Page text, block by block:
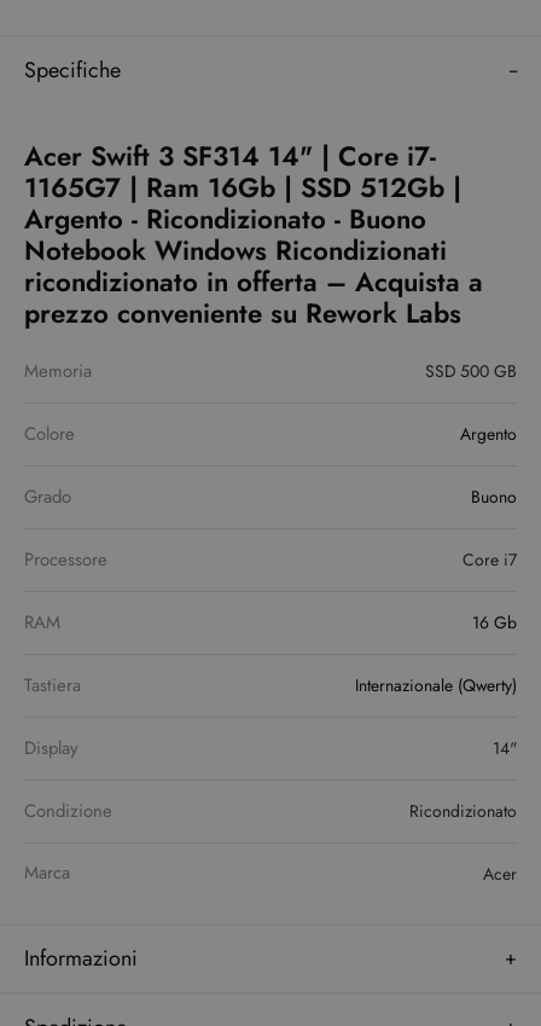
Specifiche
Informazioni
Acer Swift 3 SF314 14" | Core i7-
1165G7 | Ram 16Gb | SSD 512Gb |
Argento - Ricondizionato - Buono
Notebook Windows Ricondizionati
ricondizionato in offerta – Acquista a
prezzo conveniente su Rework Labs
Memoria SSD 500 GB
Colore Argento
Grado Buono
Processore Core i7
RAM 16 Gb
Tastiera Internazionale (Qwerty)
Display 14"
Condizione Ricondizionato
Marca Acer